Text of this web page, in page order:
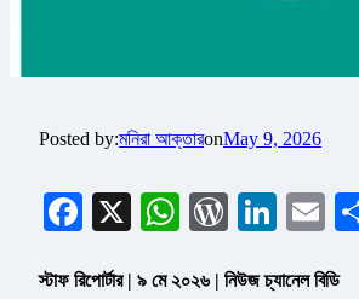
Posted by:মনিরা আক্তারonMay 9, 2026
Facebook
X WhatsApp
স্টাফ রিপোর্টার | ৯ মে ২০২৬ | নিউজ চ্যানেল বিডি